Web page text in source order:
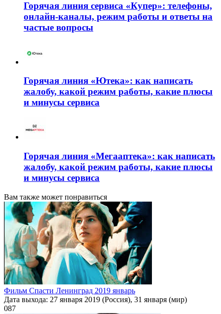
Горячая линия сервиса «Купер»: телефоны,
онлайн-каналы, режим работы и ответы на
частые вопросы
Горячая линия «Ютека»: как написать
жалобу, какой режим работы, какие плюсы
и минусы сервиса
Горячая линия «Мегааптека»: как написать
жалобу, какой режим работы, какие плюсы
и минусы сервиса
Вам также может понравиться
Фильм Спасти Ленинград 2019 январь
Дата выхода: 27 января 2019 (Россия), 31 января (мир)
087